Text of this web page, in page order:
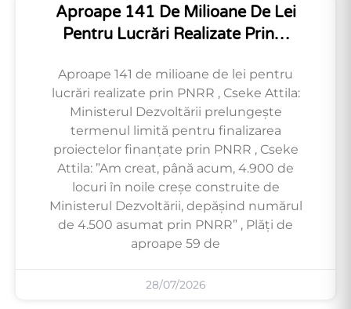
Aproape 141 De Milioane De Lei
Pentru Lucrări Realizate Prin…
Aproape 141 de milioane de lei pentru
lucrări realizate prin PNRR , Cseke Attila:
Ministerul Dezvoltării prelungește
termenul limită pentru finalizarea
proiectelor finanțate prin PNRR , Cseke
Attila: ”Am creat, până acum, 4.900 de
locuri în noile creșe construite de
Ministerul Dezvoltării, depășind numărul
de 4.500 asumat prin PNRR” , Plăți de
aproape 59 de
28/07/2026